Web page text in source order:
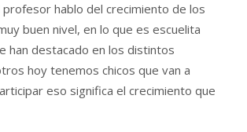
hablo del crecimiento de los
buen nivel, en lo que es escuelita
han destacado en los distintos
hoy tenemos chicos que van a
eso significa el crecimiento que